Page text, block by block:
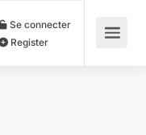
Se connecter